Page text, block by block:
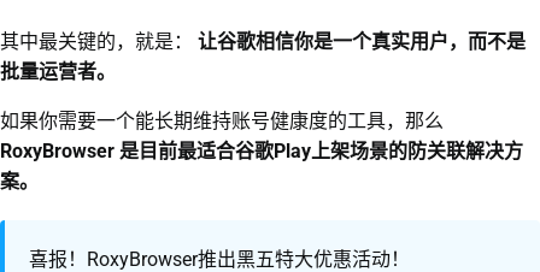
其中最关键的，就是： 让谷歌相信你是一个真实用户，而不是
批量运营者。
如果你需要一个能长期维持账号健康度的工具，那么
RoxyBrowser 是目前最适合谷歌Play上架场景的防关联解决方
案。
喜报！RoxyBrowser推出黑五特大优惠活动！